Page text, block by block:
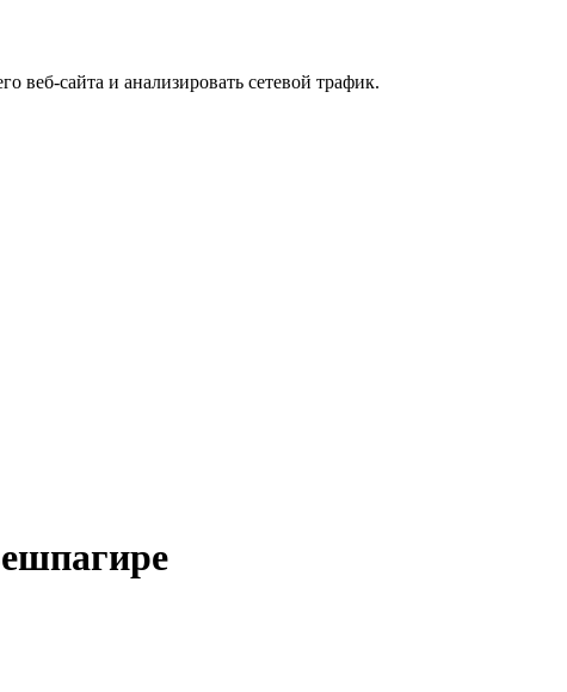
сайта и анализировать сетевой трафик.